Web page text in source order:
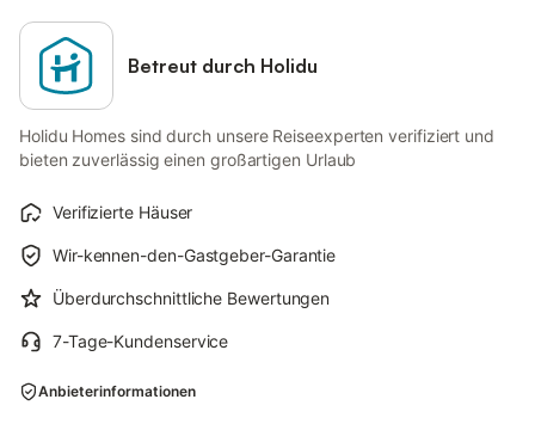
Betreut durch Holidu
Holidu Homes sind durch unsere Reiseexperten verifiziert und
bieten zuverlässig einen großartigen Urlaub
Verifizierte Häuser
Wir-kennen-den-Gastgeber-Garantie
Überdurchschnittliche Bewertungen
7-Tage-Kundenservice
Anbieterinformationen